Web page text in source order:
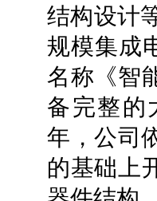
结构设计
规模集成
名称《智
备完整
年，公司
的基础上